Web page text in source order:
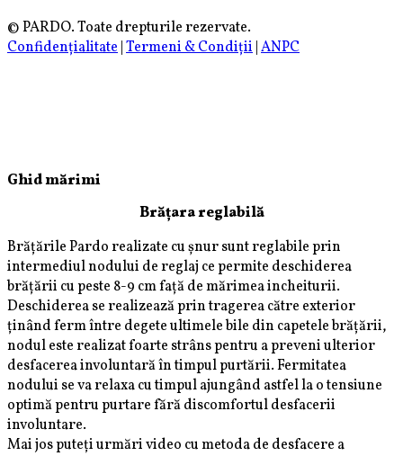
© PARDO. Toate drepturile rezervate.
Confidențialitate Termeni & Condiții ANPC
Ghid mărimi
Brățara reglabilă
Brățările Pardo realizate cu șnur sunt reglabile prin
intermediul nodului de reglaj ce permite deschiderea
brățării cu peste 8-9 cm față de mărimea incheiturii.
Deschiderea se realizează prin tragerea către exterior
ținând ferm între degete ultimele bile din capetele brățării,
nodul este realizat foarte strâns pentru a preveni ulterior
desfacerea involuntară în timpul purtării. Fermitatea
nodului se va relaxa cu timpul ajungând astfel la o tensiune
optimă pentru purtare fără discomfortul desfacerii
involuntare.
Mai jos puteți urmări video cu metoda de desfacere a